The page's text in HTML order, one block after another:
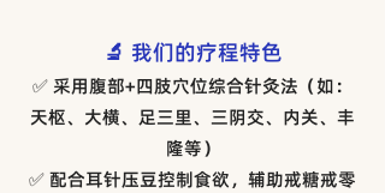
🔬 我们的疗程特色
✅ 采用腹部+四肢穴位综合针灸法（如：
天枢、大横、足三里、三阴交、内关、丰
隆等）
✅ 配合耳针压豆控制食欲，辅助戒糖戒零